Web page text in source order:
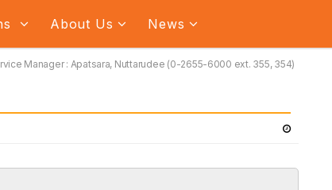
About Us News
Manager : Apatsara, Nuttarudee (0-2655-6000 ext. 355, 354)